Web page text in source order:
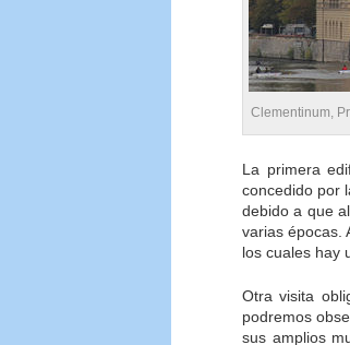
Clementinum,
La primera
concedido por
debido a que
varias épocas.
los cuales hay
Otra visita
podremos
sus amplios